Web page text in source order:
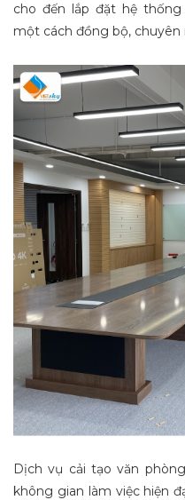
cho đến lắp đặt hệ
một cách đồng bộ,
Dịch vụ cải tạo văn
không gian làm việc hiện